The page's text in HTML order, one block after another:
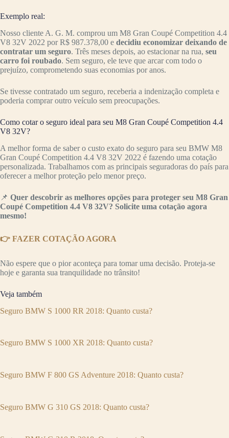
Exemplo real:
Nosso cliente A. G. M. comprou um M8 Gran Coupé Competition 4.4
V8 32V 2022 por R$ 987.378,00 e decidiu economizar deixando de
contratar um seguro. Três meses depois, ao estacionar na rua, seu
carro foi roubado. Sem seguro, ele teve que arcar com todo o
prejuízo, comprometendo suas economias por anos.
Se tivesse contratado um seguro, receberia a indenização completa e
poderia comprar outro veículo sem preocupações.
Como cotar o seguro ideal para seu M8 Gran Coupé Competition 4.4
V8 32V?
A melhor forma de saber o custo exato do seguro para seu BMW M8
Gran Coupé Competition 4.4 V8 32V 2022 é fazendo uma cotação
personalizada. Trabalhamos com as principais seguradoras do país para
oferecer a melhor proteção pelo menor preço.
📌 Quer descobrir as melhores opções para proteger seu M8 Gran
Coupé Competition 4.4 V8 32V? Solicite uma cotação agora
mesmo!
👉 FAZER COTAÇÃO AGORA
Não espere que o pior aconteça para tomar uma decisão. Proteja-se
hoje e garanta sua tranquilidade no trânsito!
Veja também
Seguro BMW S 1000 RR 2018: Quanto custa?
Seguro BMW S 1000 XR 2018: Quanto custa?
Seguro BMW F 800 GS Adventure 2018: Quanto custa?
Seguro BMW G 310 GS 2018: Quanto custa?